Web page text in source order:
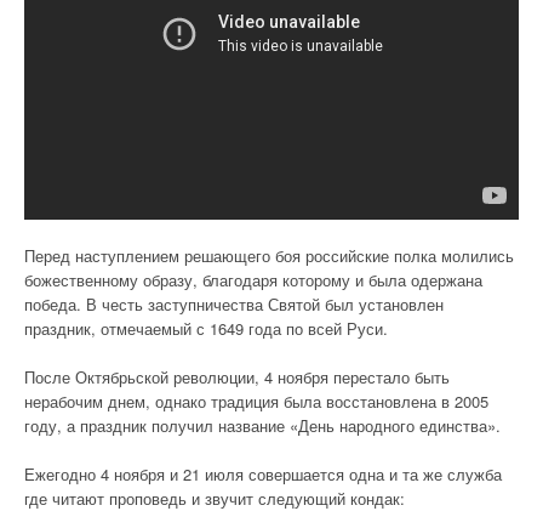
Перед наступлением решающего боя российские полка молились
божественному образу, благодаря которому и была одержана
победа. В честь заступничества Святой был установлен
праздник, отмечаемый с 1649 года по всей Руси.
После Октябрьской революции, 4 ноября перестало быть
нерабочим днем, однако традиция была восстановлена в 2005
году, а праздник получил название «День народного единства».
Ежегодно 4 ноября и 21 июля совершается одна и та же служба
где читают проповедь и звучит следующий кондак: